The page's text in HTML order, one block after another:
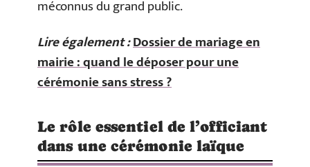
méconnus du grand public.
Lire également :Dossier de mariage en
mairie : quand le déposer pour une
cérémonie sans stress ?
Le rôle essentiel de l’officiant
dans une cérémonie laïque